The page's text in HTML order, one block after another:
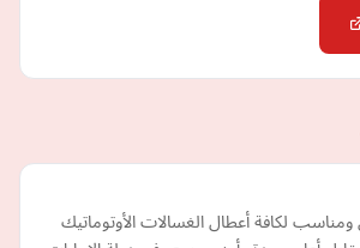
لكافة أعطال الغسالات الأوتوماتيك